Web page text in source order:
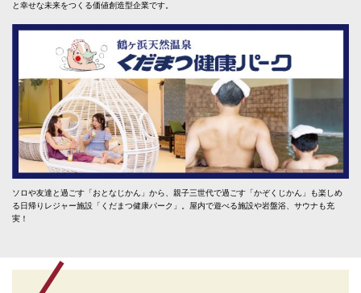
と幸せな未来をつくる価値創造型企業です。
ソロや友達と過ごす「おとなじかん」から、親子三世代で過ごす「かぞくじかん」も楽しめ
る日帰りレジャー施設「くだまつ健康パーク」。屋内で遊べる施設や岩盤浴、サウナも充
実！